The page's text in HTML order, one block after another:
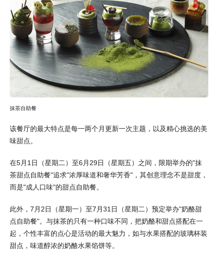
抹茶自助餐
该餐厅的最大特点是每一两个月更新一次主题，以及精心挑选的美
味甜点。
在5月1日（星期二）至6月29日（星期五）之间，限期举办的"抹
茶甜点自助餐"追求"浓厚味道和奢华芳香"，其创意理念不是甜度，
而是"成人口味"的甜点自助餐。
此外，7月2日（星期一）至7月31日（星期二）预定举办"奶酪甜
点自助餐"。与抹茶的只有一种口味不同，把奶酪和甜点搭配在一
起，个性丰富的点心是活动的最大魅力，如与水果搭配的玻璃杯装
甜点，味道醇浓的奶酪水果馅饼等。